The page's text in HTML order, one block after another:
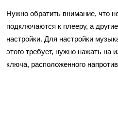
Нужно обратить внимание, что
подключаются к плееру, а
настройки. Для настройки
этого требует, нужно нажать на
ключа, расположенного